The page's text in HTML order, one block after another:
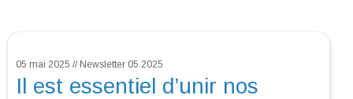
05 mai 2025 // Newsletter 05.2025
Il est essentiel d’unir nos